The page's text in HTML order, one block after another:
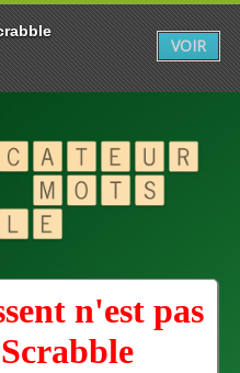
n'est pas
Scrabble
VOIR